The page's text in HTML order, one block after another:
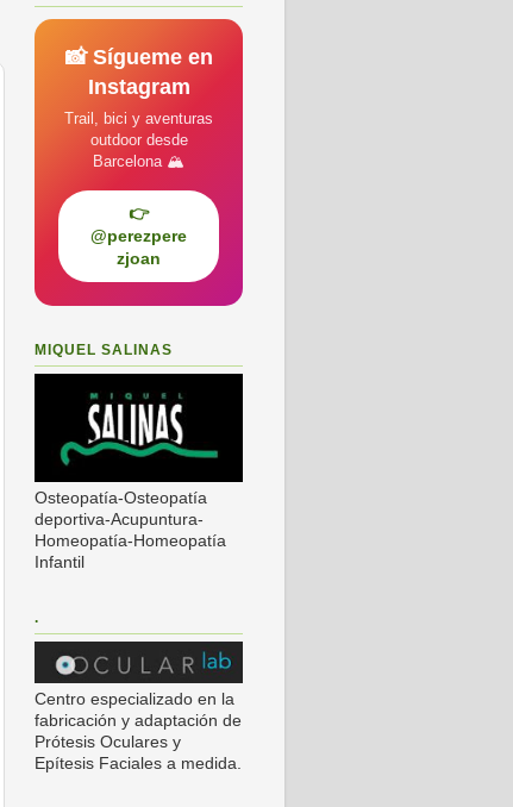
📸 Sígueme en
Instagram
Trail, bici y aventuras
outdoor desde
Barcelona 🏔️
👉
@perezpere
zjoan
MIQUEL SALINAS
Osteopatía-Osteopatía
deportiva-Acupuntura-
Homeopatía-Homeopatía
Infantil
.
Centro especializado en la
fabricación y adaptación de
Prótesis Oculares y
Epítesis Faciales a medida.